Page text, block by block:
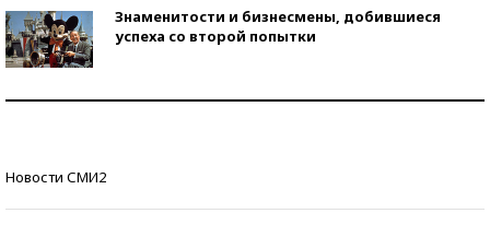
Знаменитости и бизнесмены, добившиеся
успеха со второй попытки
Новости СМИ2